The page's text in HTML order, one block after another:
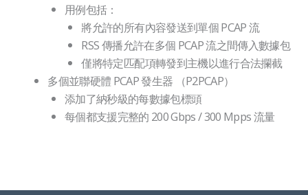
用例包括：
將允許的所有內容發送到單個 PCAP 流
RSS 傳播允許在多個 PCAP 流之間傳入數據包
僅將特定匹配項轉發到主機以進行合法攔截
多個並聯硬體 PCAP 發生器 （P2PCAP）
添加了納秒級的每數據包標頭
每個都支援完整的 200 Gbps / 300 Mpps 流量